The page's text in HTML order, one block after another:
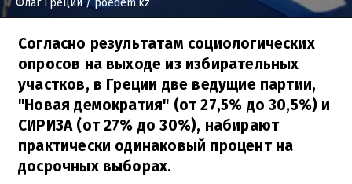
Согласно результатам социологических
опросов на выходе из избирательных
участков, в Греции две ведущие партии,
"Новая демократия" (от 27,5% до 30,5%) и
СИРИЗА (от 27% до 30%), набирают
практически одинаковый процент на
досрочных выборах.